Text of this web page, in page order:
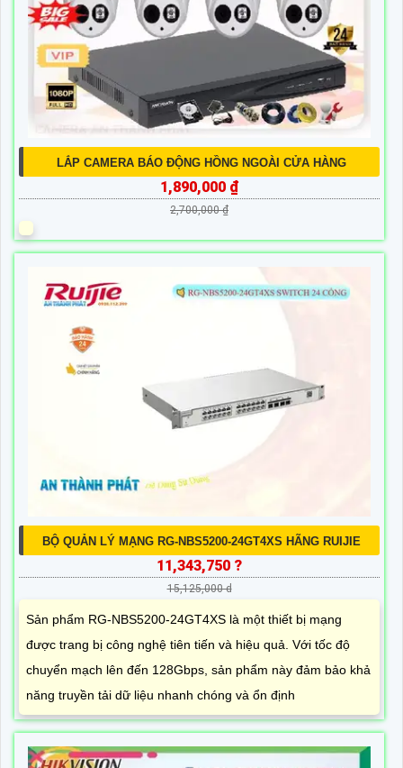
LẮP CAMERA BÁO ĐỘNG HỒNG NGOÀI CỬA HÀNG
1,890,000 ₫
2,700,000 ₫
BỘ QUẢN LÝ MẠNG RG-NBS5200-24GT4XS HÃNG RUIJIE
11,343,750 ?
15,125,000 d
Sản phẩm RG-NBS5200-24GT4XS là một thiết bị mạng
được trang bị công nghệ tiên tiến và hiệu quả. Với tốc độ
chuyển mạch lên đến 128Gbps, sản phẩm này đảm bảo khả
năng truyền tải dữ liệu nhanh chóng và ổn định